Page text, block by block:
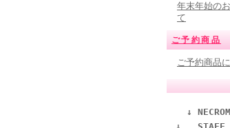
年末年始の
て
ご予約商品
ご予約商品
↓